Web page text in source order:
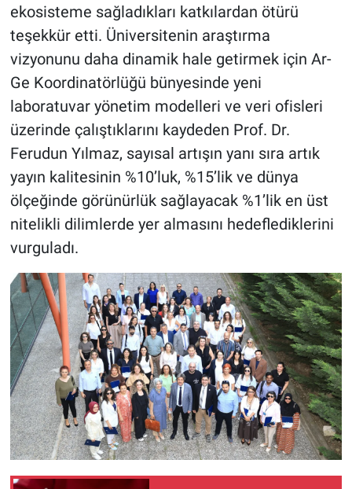
ekosisteme sağladıkları katkılardan ötürü
teşekkür etti. Üniversitenin araştırma
vizyonunu daha dinamik hale getirmek için Ar-
Ge Koordinatörlüğü bünyesinde yeni
laboratuvar yönetim modelleri ve veri ofisleri
üzerinde çalıştıklarını kaydeden Prof. Dr.
Ferudun Yılmaz, sayısal artışın yanı sıra artık
yayın kalitesinin %10’luk, %15’lik ve dünya
ölçeğinde görünürlük sağlayacak %1’lik en üst
nitelikli dilimlerde yer almasını hedeflediklerini
vurguladı.